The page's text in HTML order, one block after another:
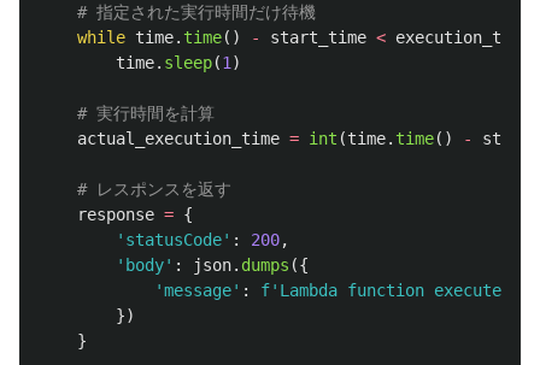
while time. time() - start_time < execution_time
time. sleep(1 )
actual_execution_time = int (time. time() -
response = {
' statusCode' : 200,
' body' : json. dumps ({
'message' : f' Lambda function executed
})
}